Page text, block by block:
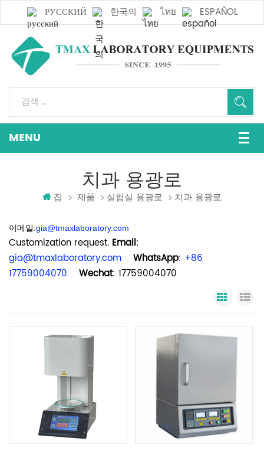
РУССКИЙ 한국의 ไทย ESPAÑOL
치과 용광로
집 제품 실험실 용광로 치과 용광로
이메일:gia@tmaxlaboratory.com
Customization request. Email:
gia@tmaxlaboratory.com
WhatsApp: +86
17759004070
Wechat: 17759004070
Grid